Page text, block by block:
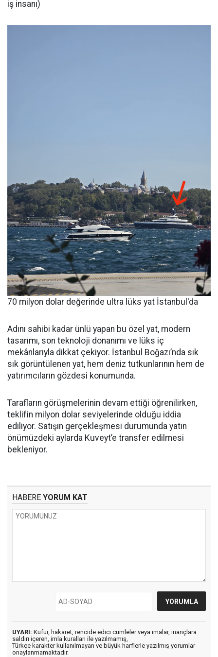
iş insanı)
70 milyon dolar değerinde ultra lüks yat İstanbul'da
Adını sahibi kadar ünlü yapan bu özel yat, modern
tasarımı, son teknoloji donanımı ve lüks iç
mekânlarıyla dikkat çekiyor. İstanbul Boğazı’nda sık
sık görüntülenen yat, hem deniz tutkunlarının hem de
yatırımcıların gözdesi konumunda.
Tarafların görüşmelerinin devam ettiği öğrenilirken,
teklifin milyon dolar seviyelerinde olduğu iddia
ediliyor. Satışın gerçekleşmesi durumunda yatın
önümüzdeki aylarda Kuveyt’e transfer edilmesi
bekleniyor.
HABERE YORUM KAT
UYARI: Küfür, hakaret, rencide edici cümleler veya imalar, inançlara
saldırı içeren, imla kuralları ile yazılmamış,
Türkçe karakter kullanılmayan ve büyük harflerle yazılmış yorumlar
onaylanmamaktadır.